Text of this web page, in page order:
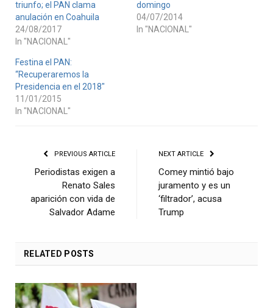
triunfo; el PAN clama
anulación en Coahuila
24/08/2017
In "NACIONAL"
domingo
04/07/2014
In "NACIONAL"
Festina el PAN:
“Recuperaremos la
Presidencia en el 2018″
11/01/2015
In "NACIONAL"
PREVIOUS ARTICLE
Periodistas exigen a
Renato Sales
aparición con vida de
Salvador Adame
NEXT ARTICLE
Comey mintió bajo
juramento y es un
‘filtrador’, acusa
Trump
RELATED POSTS